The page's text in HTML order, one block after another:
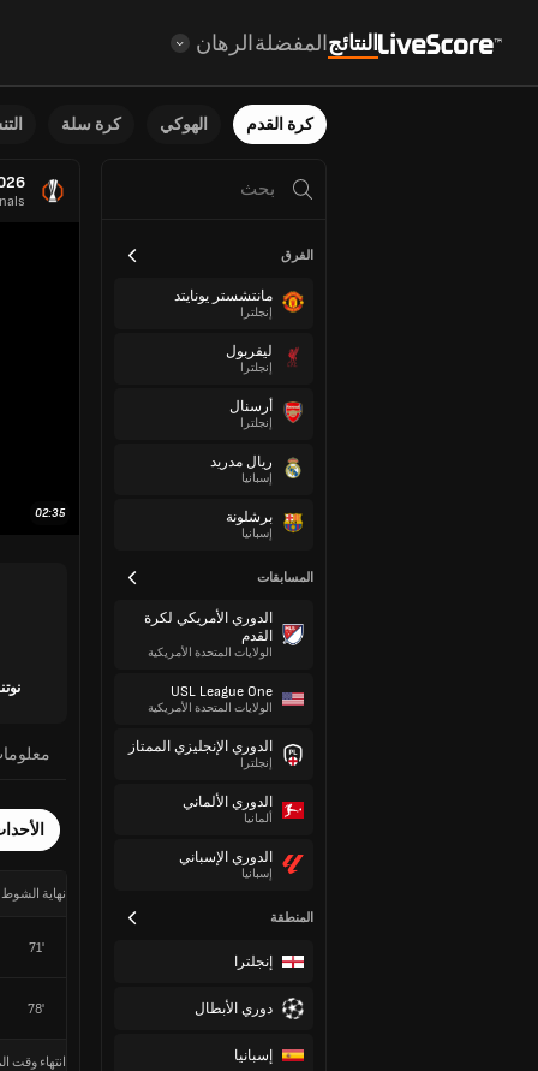
النتائجالمفضلةالرهان
كرة القدم الهوكي كرة سلة
الفرق
مانتشستر يونايتد
إنجلترا
ليفربول
إنجلترا
أرسنال
إنجلترا
ريال مدريد
إسبانيا
برشلونة
إسبانيا
المسابقات
الدوري الأمريكي لكرة
القدم
الولايات المتحدة الأمريكية
USL League One
الولايات المتحدة الأمريكية
الدوري الإنجليزي الممتاز
إنجلترا
الدوري الألماني
ألمانيا
الدوري الإسباني
إسبانيا
المنطقة
إنجلترا
دوري الأبطال
إسبانيا
02:35
نهاية الشوط
71'
78'
انتهاء وقت